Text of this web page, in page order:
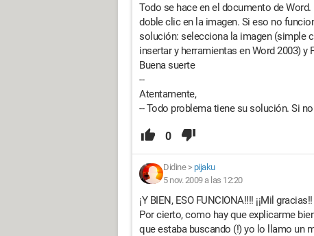
Todo se hace en el documento de
doble clic en la imagen. Si eso no
solución: selecciona la imagen (simple
insertar y herramientas en Word 2003) y
Buena suerte
--
Atentamente,
-- Todo problema tiene su solución. Si
0
Didine> pijaku
5 nov. 2009 a las 12:20
¡Y BIEN, ESO FUNCIONA!!!! ¡¡Mil gracias!!
Por cierto, como hay que explicarme
que estaba buscando (!) yo lo llamo un